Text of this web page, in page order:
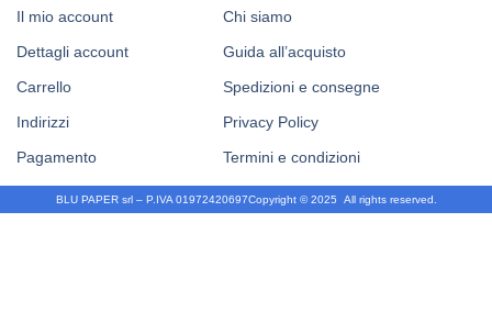
Chi siamo
Guida all’acquisto
Spedizioni e consegne
Privacy Policy
Termini e condizioni
Il mio account
Dettagli account
Carrello
Indirizzi
Pagamento
Copyright © 2025. All rights reserved.
BLU PAPER srl – P.IVA 01972420697